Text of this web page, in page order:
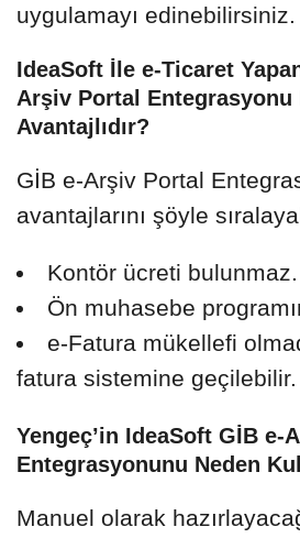
uygulamayı edinebilirsiniz.
IdeaSoft İle e-Ticaret
Arşiv Portal Entegrasyonu
Avantajlıdır?
GİB e-Arşiv Portal
avantajlarını şöyle
Kontör ücreti bulunmaz.
Ön muhasebe
e-Fatura mükellefi
fatura sistemine geçilebilir.
Yengeç’in IdeaSoft GİB e-
Entegrasyonunu Neden
Manuel olarak